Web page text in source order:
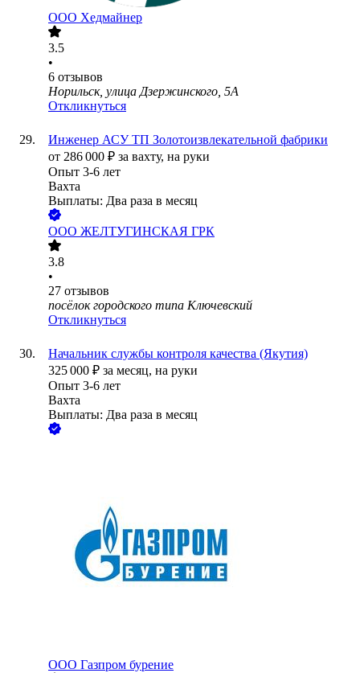
ООО Хедмайнер
3.5
•
6 отзывов
Норильск, улица Дзержинского, 5А
Откликнуться
Инженер АСУ ТП Золотоизвлекательной фабрики
от 286 000 ₽ за вахту, на руки
Опыт 3-6 лет
Вахта
Выплаты: Два раза в месяц
ООО ЖЕЛТУГИНСКАЯ ГРК
3.8
•
27 отзывов
посёлок городского типа Ключевский
Откликнуться
Начальник службы контроля качества (Якутия)
325 000 ₽ за месяц, на руки
Опыт 3-6 лет
Вахта
Выплаты: Два раза в месяц
ООО Газпром бурение